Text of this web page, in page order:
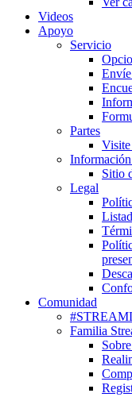
Videos
Apoyo
Servicio
Partes
Visite
Sitio
Legal
Comunidad
Familia